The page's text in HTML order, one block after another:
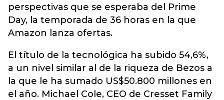
perspectivas que se esperaba del Prime
Day, la temporada de 36 horas en la que
Amazon lanza ofertas.
El título de la tecnológica ha subido 54,6%,
a un nivel similar al de la riqueza de Bezos a
la que le ha sumado US$50.800 millones en
el año. Michael Cole, CEO de Cresset Family